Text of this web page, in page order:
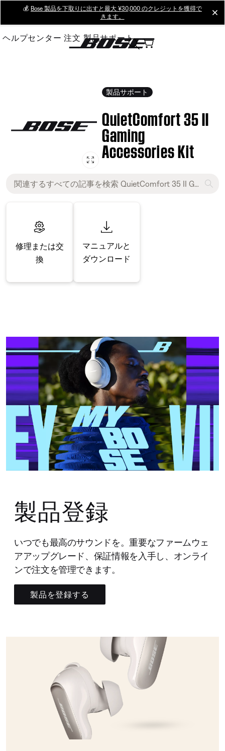
Main
💰 Bose 製品を下取りに出すと最大 ¥30,000 のクレジットを獲得で
きます。
ヘルプセンター 注文 製品サポート
製品サポート
QuietComfort 35 II
Gaming
Accessories Kit
修理または交
換
マニュアルと
ダウンロード
製品登録
いつでも最高のサウンドを。重要なファームウェ
アアップグレード、保証情報を入手し、オンライ
ンで注文を管理できます。
製品を登録する